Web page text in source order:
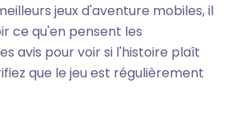
jeux d'aventure mobiles, il
ce qu'en pensent les
avis pour voir si l'histoire plaît
que le jeu est régulièrement